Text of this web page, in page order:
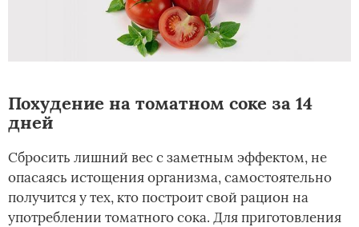
Похудение на томатном соке за 14
дней
Сбросить лишний вес с заметным эффектом, не
опасаясь истощения организма, самостоятельно
получится у тех, кто построит свой рацион на
употреблении томатного сока. Для приготовления